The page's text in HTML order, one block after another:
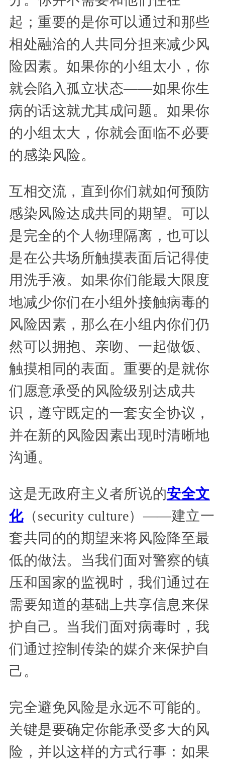
起；重要的是你可以通过和那些
相处融洽的人共同分担来减少风
险因素。如果你的小组太小，你
就会陷入孤立状态——如果你生
病的话这就尤其成问题。如果你
的小组太大，你就会面临不必要
的感染风险。
互相交流，直到你们就如何预防
感染风险达成共同的期望。可以
是完全的个人物理隔离，也可以
是在公共场所触摸表面后记得使
用洗手液。如果你们能最大限度
地减少你们在小组外接触病毒的
风险因素，那么在小组内你们仍
然可以拥抱、亲吻、一起做饭、
触摸相同的表面。重要的是就你
们愿意承受的风险级别达成共
识，遵守既定的一套安全协议，
并在新的风险因素出现时清晰地
沟通。
这是无政府主义者所说的安全文
化（security culture）——建立一
套共同的的期望来将风险降至最
低的做法。当我们面对警察的镇
压和国家的监视时，我们通过在
需要知道的基础上共享信息来保
护自己。当我们面对病毒时，我
们通过控制传染的媒介来保护自
己。
完全避免风险是永远不可能的。
关键是要确定你能承受多大的风
险，并以这样的方式行事：如果